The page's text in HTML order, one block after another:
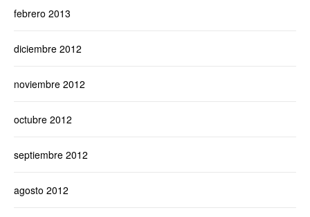
febrero 2013
diciembre 2012
noviembre 2012
octubre 2012
septiembre 2012
agosto 2012